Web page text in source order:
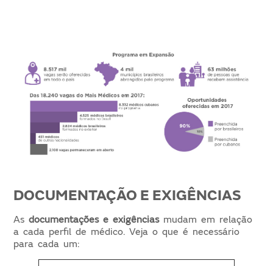
DOCUMENTAÇÃO E EXIGÊNCIAS
Asdocumentações e exigênciasmudam em relação
a cada perfil de médico. Veja o que é necessário
para cada um: